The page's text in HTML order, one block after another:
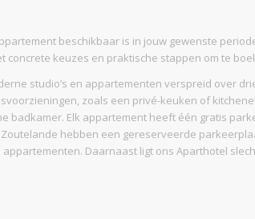
beschikbaar is in jouw gewenste
concrete keuzes en praktische stappen om te
studio’s en appartementen verspreid over
zoals een privé-keuken of
badkamer. Elk appartement heeft één gratis
hebben een gereserveerde
Daarnaast ligt ons Aparthotel